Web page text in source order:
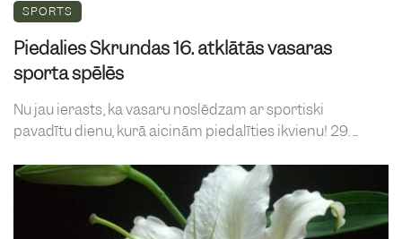
SPORTS
Piedalies Skrundas 16. atklātās vasaras
sporta spēlēs
Nu jau ierasts, ka vasaru noslēdzam ar sportiski
pavadītu dienu, kurā aicinām piedalīties ikvienu! 29. ...